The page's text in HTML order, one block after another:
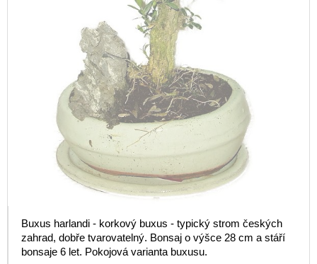
Buxus harlandi - korkový buxus - typický strom českých
zahrad, dobře tvarovatelný. Bonsaj o výšce 28 cm a stáří
bonsaje 6 let. Pokojová varianta buxusu.